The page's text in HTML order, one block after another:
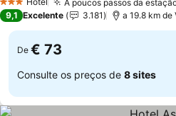
3 Estrelas A poucos passos da
9,1 Excelente 3.181 a 19.8 km de
De € 73
Consulte os preços de 8 sites